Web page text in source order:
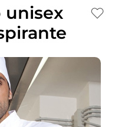
unisex